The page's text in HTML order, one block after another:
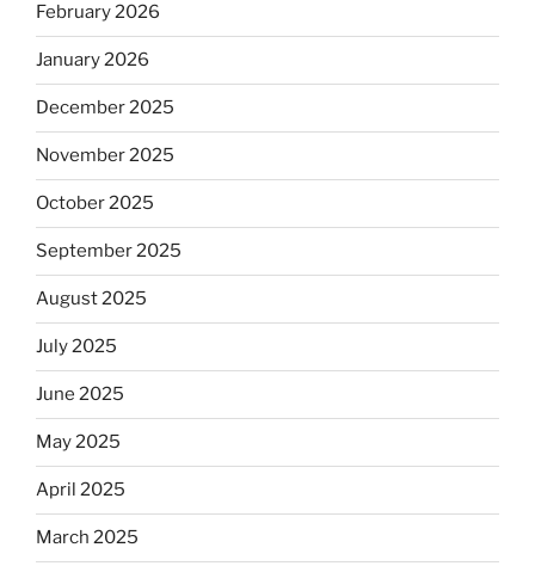
February 2026
January 2026
December 2025
November 2025
October 2025
September 2025
August 2025
July 2025
June 2025
May 2025
April 2025
March 2025